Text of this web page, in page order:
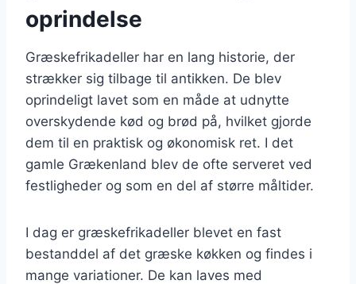
oprindelse
Græskefrikadeller har en lang historie, der
strækker sig tilbage til antikken. De blev
oprindeligt lavet som en måde at udnytte
overskydende kød og brød på, hvilket gjorde
dem til en praktisk og økonomisk ret. I det
gamle Grækenland blev de ofte serveret ved
festligheder og som en del af større måltider.
I dag er græskefrikadeller blevet en fast
bestanddel af det græske køkken og findes i
mange variationer. De kan laves med